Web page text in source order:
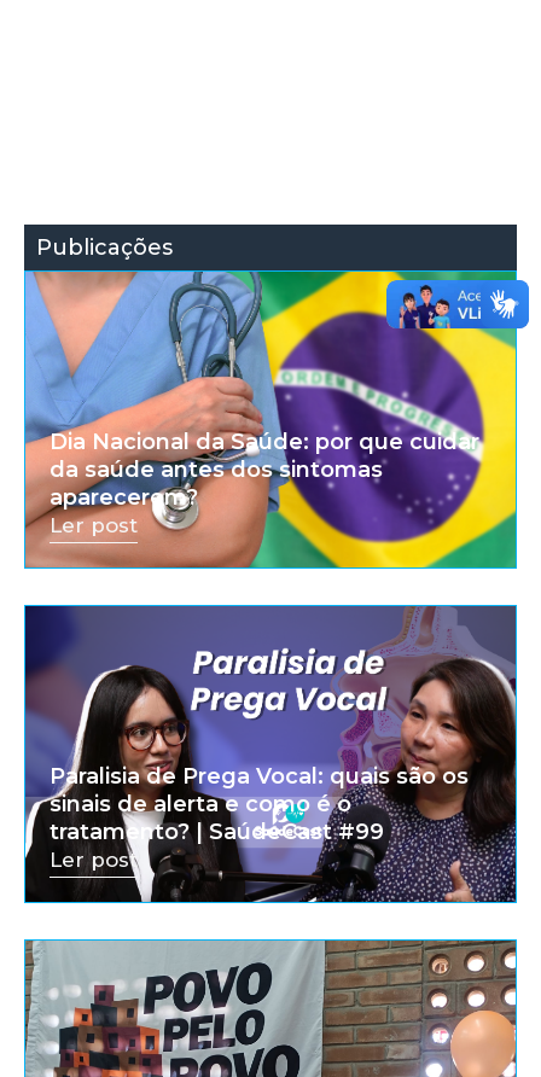
Publicações
Dia Nacional da Saúde: por que cuidar
da saúde antes dos sintomas
aparecerem?
Ler post
Paralisia de Prega Vocal: quais são os
sinais de alerta e como é o
tratamento? | SaúdeCast #99
Ler post